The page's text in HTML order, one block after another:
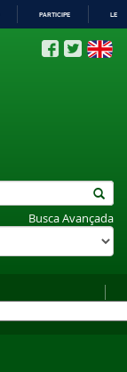
PARTICIPE
Busca Avançada